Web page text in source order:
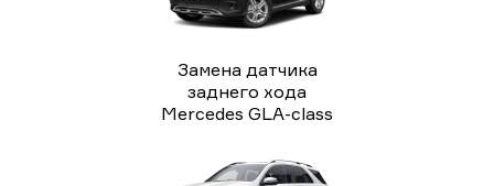
Замена датчика
заднего хода
Mercedes GLA-class